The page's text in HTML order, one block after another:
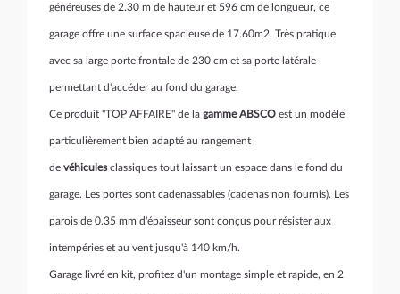
généreuses de 2.30 m de hauteur et 596 cm de longueur, ce
garage offre une surface spacieuse de 17.60m2. Très pratique
avec sa large porte frontale de 230 cm et sa porte latérale
permettant d'accéder au fond du garage.
Ce produit "TOP AFFAIRE" de la gamme ABSCO est un modèle
particulièrement bien adapté au rangement
de véhiculesclassiques tout laissant un espace dans le fond du
garage. Les portes sont cadenassables (cadenas non fournis). Les
parois de 0.35 mm d'épaisseur sont conçus pour résister aux
intempéries et au vent jusqu'à 140 km/h.
Garage livré en kit, profitez d'un montage simple et rapide, en 2